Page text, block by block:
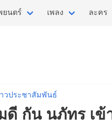
ยนตร์ เพลง ละคร
วประชาสัมพันธ์
ดี กัน นภัทร เข้